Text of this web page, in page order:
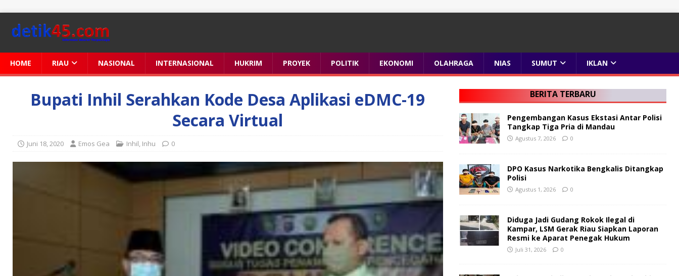
HOME RIAU NASIONAL INTERNASIONAL HUKRIM PROYEK POLITIK EKONOMI OLAHRAGA NIAS SUMUT IKLAN
Bupati Inhil Serahkan Kode Desa Aplikasi eDMC-19
Secara Virtual
Juni 18, 2020 Emos Gea Inhil, Inhu 0
BERITA TERBARU
Pengembangan Kasus Ekstasi Antar Polisi
Tangkap Tiga Pria di Mandau
Agustus 7, 2026 0
DPO Kasus Narkotika Bengkalis Ditangkap
Polisi
Agustus 1, 2026 0
Diduga Jadi Gudang Rokok Ilegal di
Kampar, LSM Gerak Riau Siapkan Laporan
Resmi ke Aparat Penegak Hukum
Juli 31, 2026 0